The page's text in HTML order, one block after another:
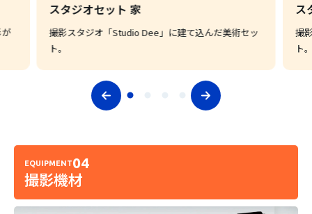
スタジオセット 家
撮影スタジオ「Studio Dee」に建て込んだ美術セッ
ト。
ス
撮
ト
EQUIPMENT04
撮影機材